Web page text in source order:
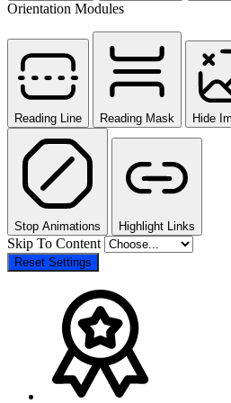
Orientation Modules
Reading Line Reading Mask Hide
Stop Animations Highlight Links
Skip To Content
Reset Settings